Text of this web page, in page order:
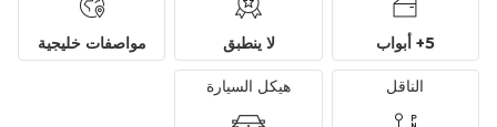
5+ أبواب لا ينطبق مواصفات خليجية
الناقل هيكل السيارة